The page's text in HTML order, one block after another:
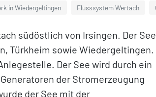
in Wiedergeltingen Flusssystem Wertach
südöstlich von Irsingen. Der See
Türkheim sowie Wiedergeltingen.
Der See wird durch ein
der Stromerzeugung
der See mit der